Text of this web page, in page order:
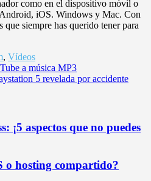
como en el dispositivo móvil o
iOS. Windows y Mac. Con
que siempre has querido tener para
, Vídeos
a música MP3
5 revelada por accidente
¡5 aspectos que no puedes
o hosting compartido?